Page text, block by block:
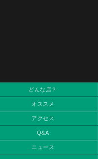
どんな店？
オススメ
アクセス
Q&A
ニュース